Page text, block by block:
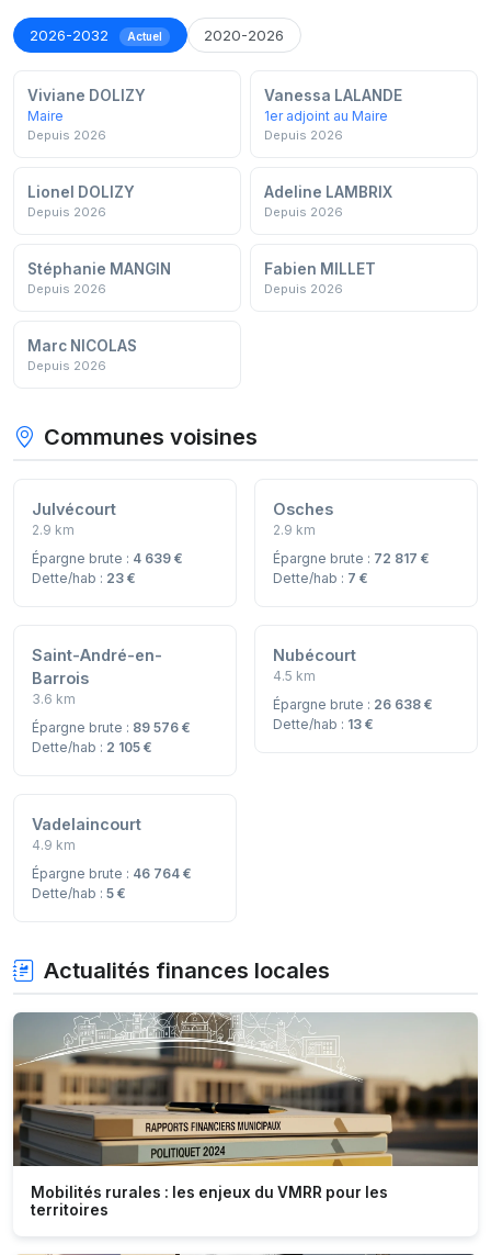
2026-2032 Actuel 2020-2026
Viviane DOLIZY
Maire
Depuis 2026
Vanessa LALANDE
1er adjoint au Maire
Depuis 2026
Lionel DOLIZY
Depuis 2026
Adeline LAMBRIX
Depuis 2026
Stéphanie MANGIN
Depuis 2026
Fabien MILLET
Depuis 2026
Marc NICOLAS
Depuis 2026
Communes voisines
Julvécourt
2.9 km
Épargne brute : 4 639 €
Dette/hab : 23 €
Osches
2.9 km
Épargne brute : 72 817 €
Dette/hab : 7 €
Saint-André-en-
Barrois
3.6 km
Épargne brute : 89 576 €
Dette/hab : 2 105 €
Nubécourt
4.5 km
Épargne brute : 26 638 €
Dette/hab : 13 €
Vadelaincourt
4.9 km
Épargne brute : 46 764 €
Dette/hab : 5 €
Actualités finances locales
Mobilités rurales : les enjeux du VMRR pour les
territoires